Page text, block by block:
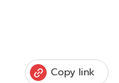
Copy link